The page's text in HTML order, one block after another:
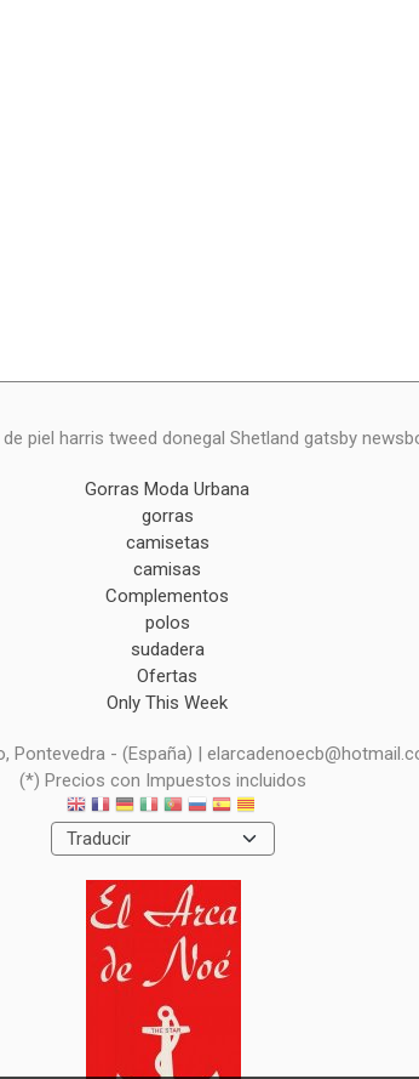
piel harris tweed donegal Shetland gatsby
Gorras Moda Urbana
gorras
camisetas
camisas
Complementos
polos
sudadera
Ofertas
Only This Week
Pontevedra - (España) |
(*) Precios con Impuestos incluidos